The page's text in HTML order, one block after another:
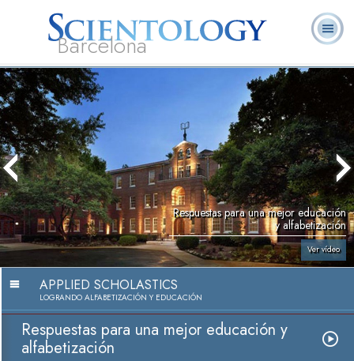
Barcelona
L. Ronald
Hubbard
¿Qué es
Scientology?
Preguntas más
frecuentes
Libros
Respuestas para una mejor educación
y alfabetización
Ver vídeo
APPLIED SCHOLASTICS
LOGRANDO ALFABETIZACIÓN Y EDUCACIÓN
Respuestas para una mejor educación y
alfabetización